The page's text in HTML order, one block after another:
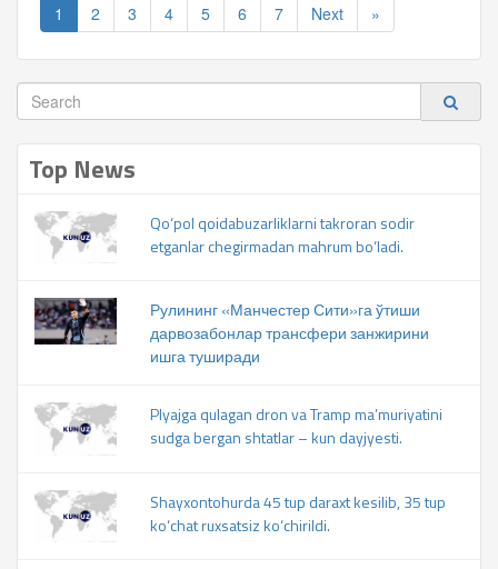
1 2 3 4 5 6 7 Next »
Top News
Qo‘pol qoidabuzarliklarni takroran sodir
etganlar chegirmadan mahrum bo‘ladi.
Рулининг «Манчестер Сити»га ўтиши
дарвозабонлар трансфери занжирини
ишга туширади
Plyajga qulagan dron va Tramp ma’muriyatini
sudga bergan shtatlar – kun dayjyesti.
Shayxontohurda 45 tup daraxt kesilib, 35 tup
ko‘chat ruxsatsiz ko‘chirildi.